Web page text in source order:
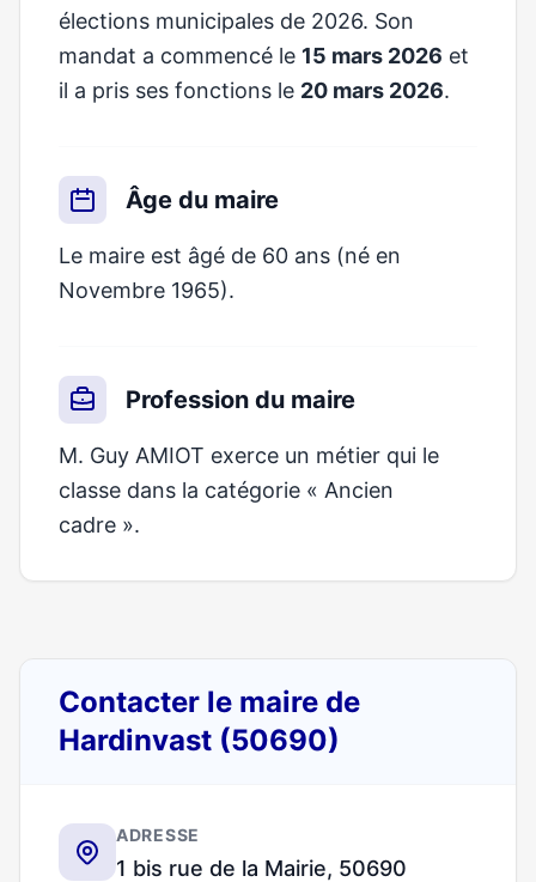
élections municipales de 2026. Son
mandat a commencé le 15 mars 2026 et
il a pris ses fonctions le 20 mars 2026.
Âge du maire
Le maire est âgé de 60 ans (né en
Novembre 1965).
Profession du maire
M. Guy AMIOT exerce un métier qui le
classe dans la catégorie « Ancien
cadre ».
Contacter le maire de
Hardinvast (50690)
ADRESSE
1 bis rue de la Mairie, 50690